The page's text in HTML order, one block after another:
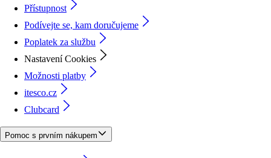
Přístupnost
Podívejte se, kam doručujeme
Poplatek za službu
Nastavení Cookies
Možnosti platby
itesco.cz
Clubcard
Pomoc s prvním nákupem